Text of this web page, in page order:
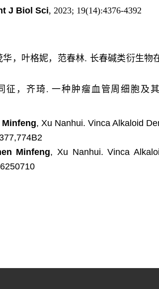
J Biol Sci, 2023; 19(14):4376-4392
，叶格妮，范春林. 长春碱类衍生物
征，齐琦. 一种肿瘤血管周细胞及
Minfeng, Xu Nanhui. Vinca Alkaloid
Minfeng, Xu Nanhui. Vinca